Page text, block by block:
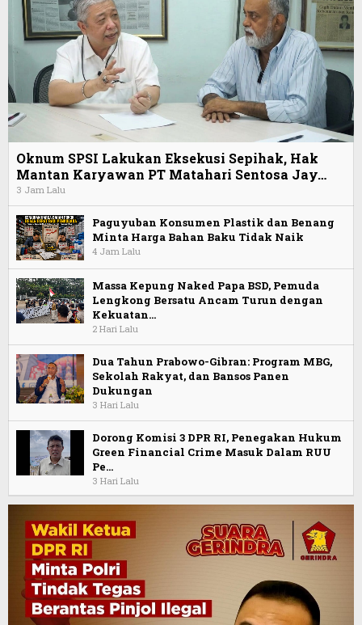
Oknum SPSI Lakukan Eksekusi Sepihak, Hak
Mantan Karyawan PT Matahari Sentosa Jay…
3 Jam Lalu
Paguyuban Konsumen Plastik dan Benang
Minta Harga Bahan Baku Tidak Naik
4 Jam Lalu
Massa Kepung Naked Papa BSD, Pemuda
Lengkong Bersatu Ancam Turun dengan
Kekuatan…
2 Hari Lalu
Dua Tahun Prabowo-Gibran: Program MBG,
Sekolah Rakyat, dan Bansos Panen
Dukungan
3 Hari Lalu
Dorong Komisi 3 DPR RI, Penegakan Hukum
Green Financial Crime Masuk Dalam RUU
Pe…
3 Hari Lalu